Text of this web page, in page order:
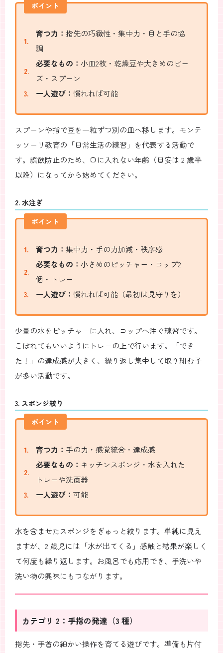
ポイント
育つ力： 指先の巧緻性・集中力・目と手の協
調
必要なもの： 小皿2枚・乾燥豆や大きめのビー
ズ・スプーン
一人遊び： 慣れれば可能
スプーンや指で豆を一粒ずつ別の皿へ移します。モンテ
ッソーリ教育の「日常生活の練習」を代表する活動で
す。誤飲防止のため、口に入れない年齢（目安は 2 歳半
以降）になってから始めてください。
2. 水注ぎ
ポイント
育つ力： 集中力・手の力加減・秩序感
必要なもの： 小さめのピッチャー・コップ2
個・トレー
一人遊び： 慣れれば可能（最初は見守りを）
少量の水をピッチャーに入れ、コップへ注ぐ練習です。
こぼれてもいいようにトレーの上で行います。「でき
た！」の達成感が大きく、繰り返し集中して取り組む子
が多い活動です。
3. スポンジ絞り
ポイント
育つ力： 手の力・感覚統合・達成感
必要なもの： キッチンスポンジ・水を入れた
トレーや洗面器
一人遊び： 可能
水を含ませたスポンジをぎゅっと絞ります。単純に見え
ますが、2 歳児には「水が出てくる」感触と結果が楽しく
て何度も繰り返します。お風呂でも応用でき、手洗いや
洗い物の興味にもつながります。
カテゴリ 2：手指の発達（3 種）
指先・手首の細かい操作を育てる遊びです。準備も片付